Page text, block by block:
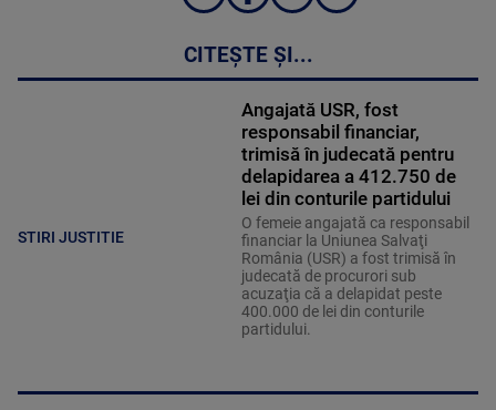
CITEȘTE ȘI...
STIRI JUSTITIE
Angajată USR, fost
responsabil financiar,
trimisă în judecată pentru
delapidarea a 412.750 de
lei din conturile partidului
O femeie angajată ca responsabil
financiar la Uniunea Salvaţi
România (USR) a fost trimisă în
judecată de procurori sub
acuzaţia că a delapidat peste
400.000 de lei din conturile
partidului.